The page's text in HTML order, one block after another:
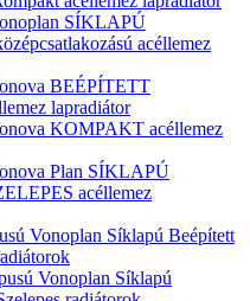
SÍKLAPÚ
acéllemez
BEÉPÍTETT
lapradiátor
KOMPAKT acéllemez
Plan SÍKLAPÚ
acéllemez
Vonoplan Síklapú Beépített
Vonoplan Síklapú